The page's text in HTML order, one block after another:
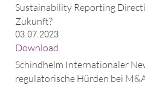
Sustainability Reporting
Zukunft?
03.07.2023
Download
Schindhelm Internationaler
regulatorische Hürden bei